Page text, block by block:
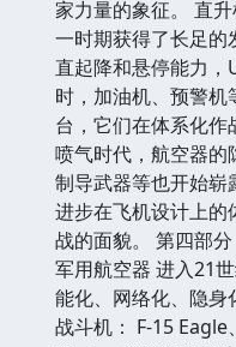
家力量的象征。 直
一时期获得了长足的
直起降和悬停能力
时，加油机、预警
台，它们在体系化
喷气时代，航空器的
制导武器等也开始崭
进步在飞机设计上的
战的面貌。 第四部
军用航空器 进入21
能化、网络化、隐身
战斗机： F-15